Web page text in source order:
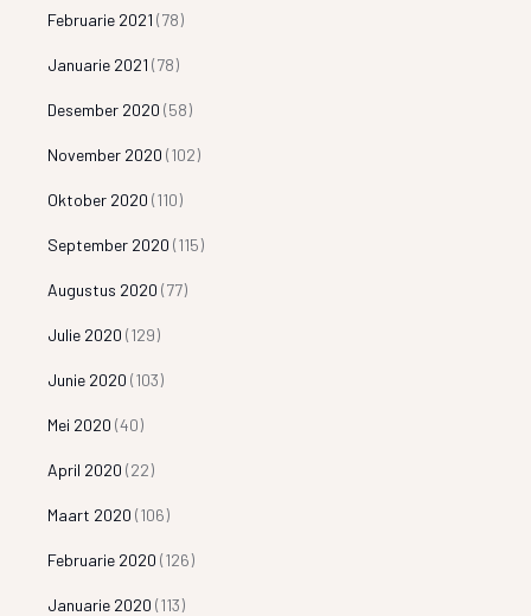
Februarie 2021 (78)
Januarie 2021 (78)
Desember 2020 (58)
November 2020 (102)
Oktober 2020 (110)
September 2020 (115)
Augustus 2020 (77)
Julie 2020 (129)
Junie 2020 (103)
Mei 2020 (40)
April 2020 (22)
Maart 2020 (106)
Februarie 2020 (126)
Januarie 2020 (113)